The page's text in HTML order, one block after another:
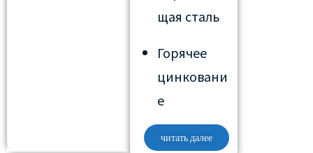
щая сталь
Горячее
цинковани
е
читать далее